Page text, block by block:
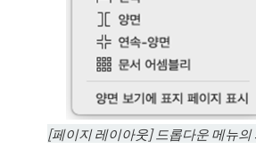
[페이지 레이아웃] 드롭다운 메뉴의